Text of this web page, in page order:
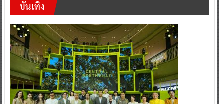
บันเทิง